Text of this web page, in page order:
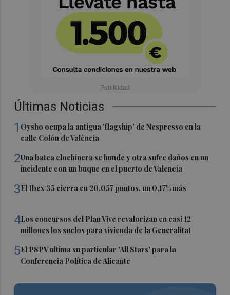
Últimas Noticias
1 Oysho ocupa la antigua 'flagship' de Nespresso en la
calle Colón de València
2Una batea clochinera se hunde y otra sufre daños en un
incidente con un buque en el puerto de Valencia
3El Ibex 35 cierra en 20.057 puntos, un 0,17% más
4Los concursos del Plan Vive revalorizan en casi 12
millones los suelos para vivienda de la Generalitat
5El PSPV ultima su particular 'All Stars' para la
Conferencia Política de Alicante